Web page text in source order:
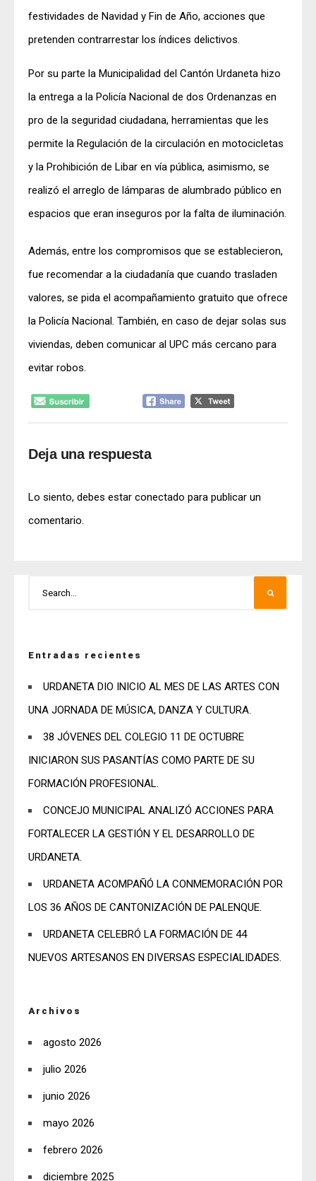
festividades de Navidad y Fin de Año, acciones que
pretenden contrarrestar los índices delictivos.
Por su parte la Municipalidad del Cantón Urdaneta hizo
la entrega a la Policía Nacional de dos Ordenanzas en
pro de la seguridad ciudadana, herramientas que les
permite la Regulación de la circulación en motocicletas
y la Prohibición de Libar en vía pública, asimismo, se
realizó el arreglo de lámparas de alumbrado público en
espacios que eran inseguros por la falta de iluminación.
Además, entre los compromisos que se establecieron,
fue recomendar a la ciudadanía que cuando trasladen
valores, se pida el acompañamiento gratuito que ofrece
la Policía Nacional. También, en caso de dejar solas sus
viviendas, deben comunicar al UPC más cercano para
evitar robos.
Deja una respuesta
Lo siento, debes estar conectado para publicar un
comentario.
Entradas recientes
URDANETA DIO INICIO AL MES DE LAS ARTES CON
UNA JORNADA DE MÚSICA, DANZA Y CULTURA.
38 JÓVENES DEL COLEGIO 11 DE OCTUBRE
INICIARON SUS PASANTÍAS COMO PARTE DE SU
FORMACIÓN PROFESIONAL.
CONCEJO MUNICIPAL ANALIZÓ ACCIONES PARA
FORTALECER LA GESTIÓN Y EL DESARROLLO DE
URDANETA.
URDANETA ACOMPAÑÓ LA CONMEMORACIÓN POR
LOS 36 AÑOS DE CANTONIZACIÓN DE PALENQUE.
URDANETA CELEBRÓ LA FORMACIÓN DE 44
NUEVOS ARTESANOS EN DIVERSAS ESPECIALIDADES.
Archivos
agosto 2026
julio 2026
junio 2026
mayo 2026
febrero 2026
diciembre 2025